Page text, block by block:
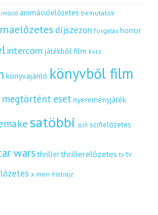
animációelőzetes bemutatók
díjszezon forgatás horror
intercom játékból film kvíz
könyvajánló könyvből film
megtörtént eset nyereményjáték
satöbbi scifi scifielőzetes
wars thriller thrillerelőzetes tv tv
x men életrajz